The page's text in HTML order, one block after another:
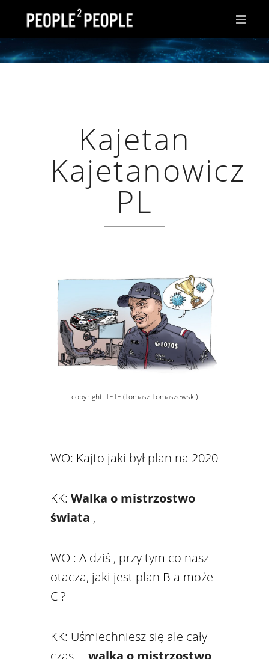
HOME
ABOUT ME
Kajetan
Kajetanowicz
PL
copyright: TETE (Tomasz Tomaszewski)
WO: Kajto jaki był plan na 2020
KK: Walka o mistrzostwo
świata ,
WO : A dziś , przy tym co nasz
otacza, jaki jest plan B a może
C ?
KK: Uśmiechniesz się ale cały
czas … walka o mistrzostwo